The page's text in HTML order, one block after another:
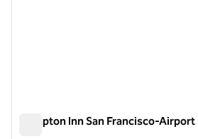
Hampton Inn San Francisco-Airport